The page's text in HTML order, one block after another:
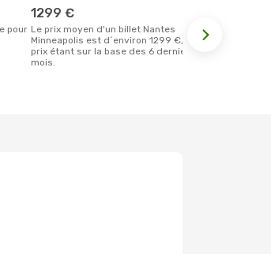
1299 €
Le prix moyen d'un billet Nantes
Minneapolis est d´environ 1299 €, ce
prix étant sur la base des 6 derniers
mois.